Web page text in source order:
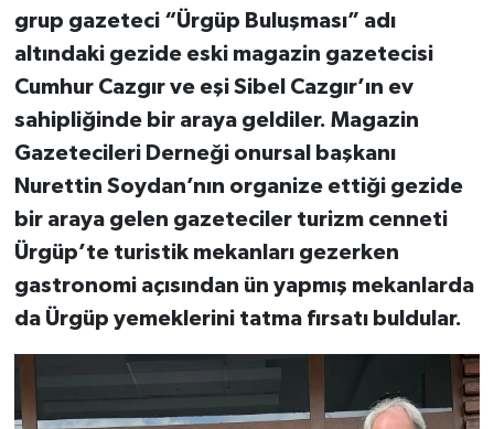
grup gazeteci “Ürgüp Buluşması” adı
altındaki gezide eski magazin gazetecisi
Cumhur Cazgır ve eşi Sibel Cazgır’ın ev
sahipliğinde bir araya geldiler. Magazin
Gazetecileri Derneği onursal başkanı
Nurettin Soydan’nın organize ettiği gezide
bir araya gelen gazeteciler turizm cenneti
Ürgüp’te turistik mekanları gezerken
gastronomi açısından ün yapmış mekanlarda
da Ürgüp yemeklerini tatma fırsatı buldular.
YAŞAM